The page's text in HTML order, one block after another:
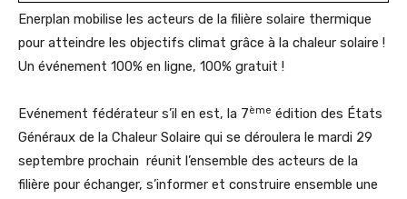
Enerplan mobilise les acteurs de la filière solaire thermique
pour atteindre les objectifs climat grâce à la chaleur solaire !
Un événement 100% en ligne, 100% gratuit !
Evénement fédérateur s’il en est, la 7ème édition des États
Généraux de la Chaleur Solaire qui se déroulera le mardi 29
septembre prochain réunit l’ensemble des acteurs de la
filière pour échanger, s’informer et construire ensemble une